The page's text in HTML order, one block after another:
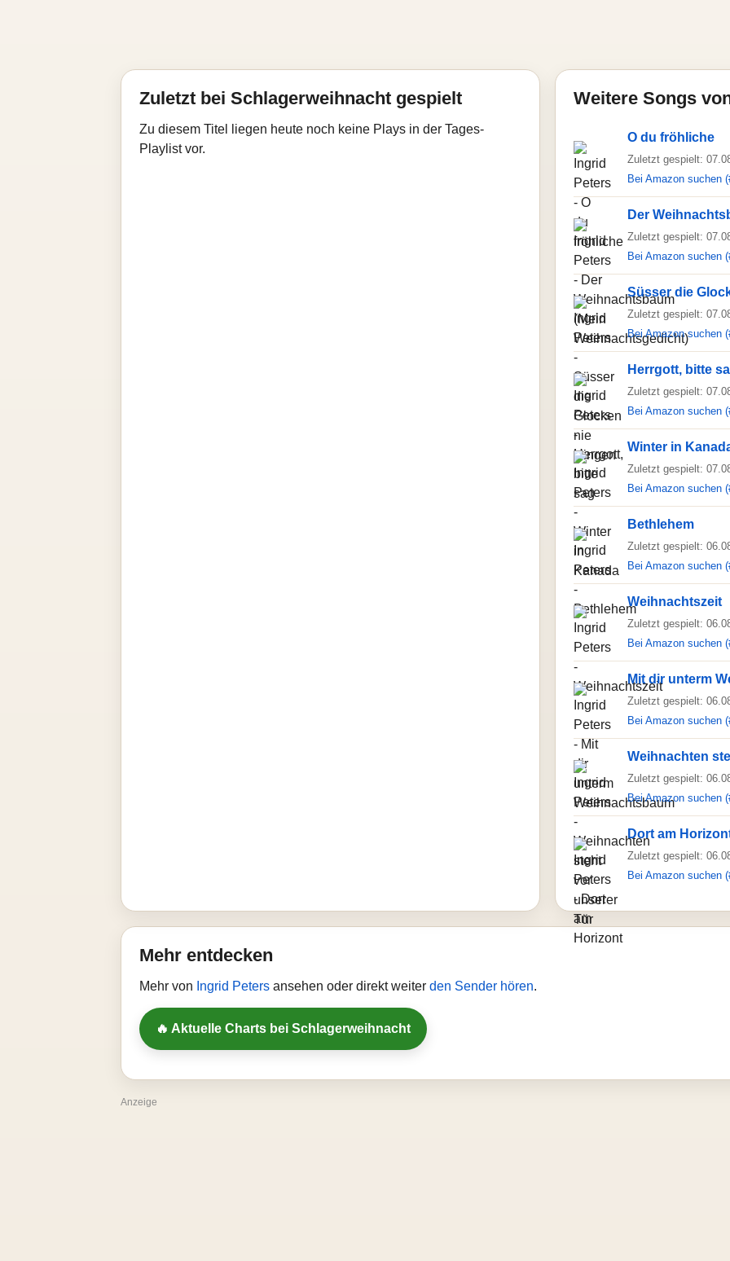
Zuletzt bei Schlagerweihnacht gespielt
Zu diesem Titel liegen heute noch keine Plays in der Tages-
Playlist vor.
Weitere Songs
O du fröhliche
Zuletzt gespielt:
Bei Amazon suchen
Der
Zuletzt gespielt:
Bei Amazon suchen
Süsser die
Zuletzt gespielt:
Bei Amazon suchen
Herrgott, bitte
Zuletzt gespielt:
Bei Amazon suchen
Winter in
Zuletzt gespielt:
Bei Amazon suchen
Bethlehem
Zuletzt gespielt:
Bei Amazon suchen
Weihnachtszeit
Zuletzt gespielt:
Bei Amazon suchen
Mit dir unterm
Zuletzt gespielt:
Bei Amazon suchen
Weihnachten
Zuletzt gespielt:
Bei Amazon suchen
Dort am
Zuletzt gespielt:
Bei Amazon suchen
Mehr entdecken
Mehr von Ingrid Peters ansehen oder direkt weiter den Sender hören.
🔥 Aktuelle Charts bei Schlagerweihnacht
Anzeige